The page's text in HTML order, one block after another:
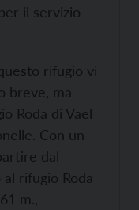
il servizio
rifugio vi
breve, ma
Roda di Vael
Con un
dal
rifugio Roda
m.,